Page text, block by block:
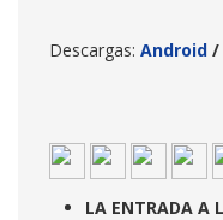
Descargas: Android /
LA ENTRADA A